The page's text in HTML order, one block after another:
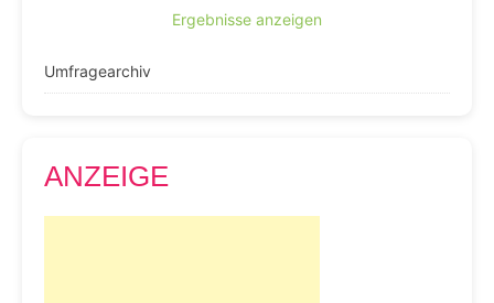
Ergebnisse anzeigen
Umfragearchiv
ANZEIGE